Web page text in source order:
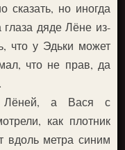
но иногда
глаза дяде Лёне из-
что у Эдьки может
что не прав, да
а Вася с
как плотник
вдоль метра синим